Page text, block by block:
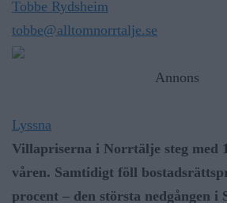
Tobbe Rydsheim
tobbe@alltomnorrtalje.se
Annons
Lyssna
Villapriserna i Norrtälje steg med
våren. Samtidigt föll
procent – den största nedgången i